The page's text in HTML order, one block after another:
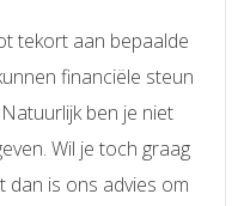
tekort aan bepaalde
financiële steun
ben je niet
Wil je toch graag
dan is ons advies om